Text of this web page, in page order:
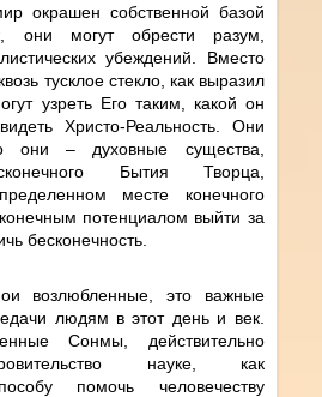
окрашен собственной базой
могут обрести разум,
убеждений. Вместо
тусклое стекло, как выразил
узреть Его таким, какой он
Христо-Реальность. Они
они – духовные существа,
Бытия Творца,
месте конечного
потенциалом выйти за
бесконечность.
возлюбленные, это важные
людям в этот день и век.
Сонмы, действительно
науке, как
помочь человечеству